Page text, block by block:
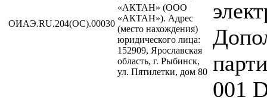
ОИАЭ.RU.204(ОС).00030
«АКТАН» (ООО
«АКТАН»). Адрес
(место нахождения)
юридического лица:
152909, Ярославская
область, г. Рыбинск,
ул. Пятилетки, дом 80
001